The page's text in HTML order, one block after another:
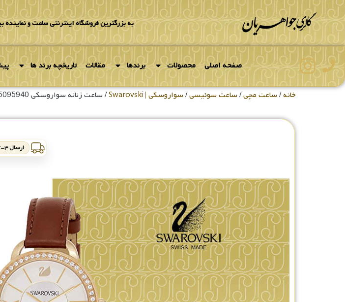
به بزرگترین فروشگاه اینترنتی ساعت و
صفحه اصلی محصولات برندها مقالات تاریخچه برند ها
خانه/ساعت مچی/ساعت سوئیسی/سواروسکی | Swarovski / ساعت زنانه سواروسکی 5095940
ارسال ۳-۷ روز کاری